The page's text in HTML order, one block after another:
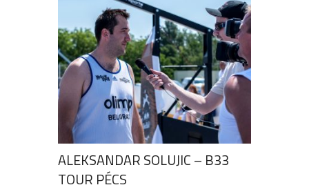
ALEKSANDAR SOLUJIC – B33
TOUR PÉCS